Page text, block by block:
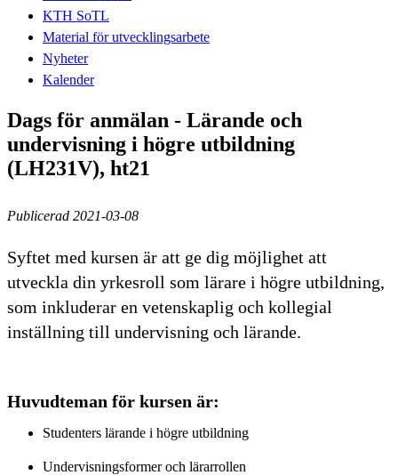
KTH SoTL
Material för utvecklingsarbete
Nyheter
Kalender
Dags för anmälan - Lärande och
undervisning i högre utbildning
(LH231V), ht21
Publicerad 2021-03-08
Syftet med kursen är att ge dig möjlighet att
utveckla din yrkesroll som lärare i högre utbildning,
som inkluderar en vetenskaplig och kollegial
inställning till undervisning och lärande.
Huvudteman för kursen är:
Studenters lärande i högre utbildning
Undervisningsformer och lärarrollen